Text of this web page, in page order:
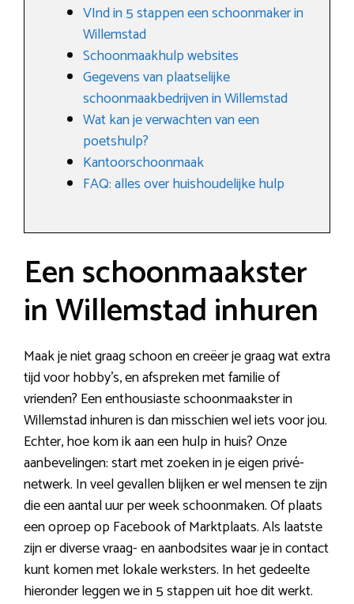
VInd in 5 stappen een schoonmaker in
Willemstad
Schoonmaakhulp websites
Gegevens van plaatselijke
schoonmaakbedrijven in Willemstad
Wat kan je verwachten van een
poetshulp?
Kantoorschoonmaak
FAQ: alles over huishoudelijke hulp
Een schoonmaakster
in Willemstad inhuren
Maak je niet graag schoon en creëer je graag wat extra
tijd voor hobby’s, en afspreken met familie of
vrienden? Een enthousiaste schoonmaakster in
Willemstad inhuren is dan misschien wel iets voor jou.
Echter, hoe kom ik aan een hulp in huis? Onze
aanbevelingen: start met zoeken in je eigen privé-
netwerk. In veel gevallen blijken er wel mensen te zijn
die een aantal uur per week schoonmaken. Of plaats
een oproep op Facebook of Marktplaats. Als laatste
zijn er diverse vraag- en aanbodsites waar je in contact
kunt komen met lokale werksters. In het gedeelte
hieronder leggen we in 5 stappen uit hoe dit werkt.